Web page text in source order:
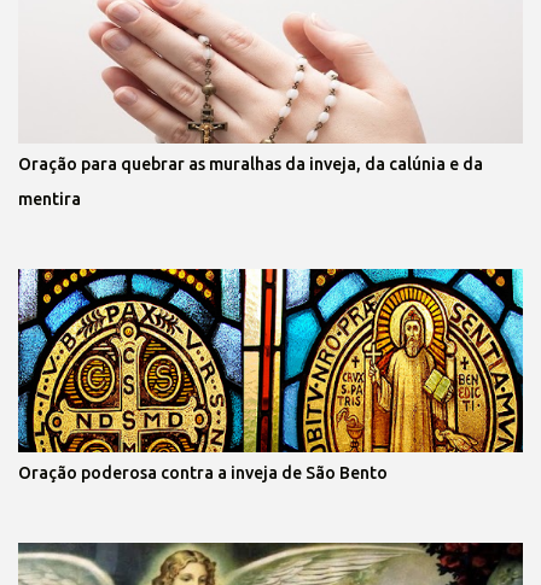
Oração para quebrar as muralhas da inveja, da calúnia e da
mentira
Oração poderosa contra a inveja de São Bento